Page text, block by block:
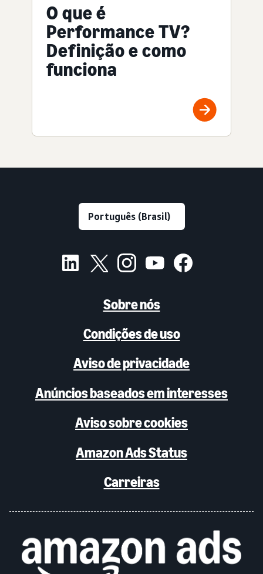
O que é
Performance TV?
Definição e como
funciona
Sobre nós
Condições de uso
Aviso de privacidade
Anúncios baseados em interesses
Aviso sobre cookies
Amazon Ads Status
Carreiras